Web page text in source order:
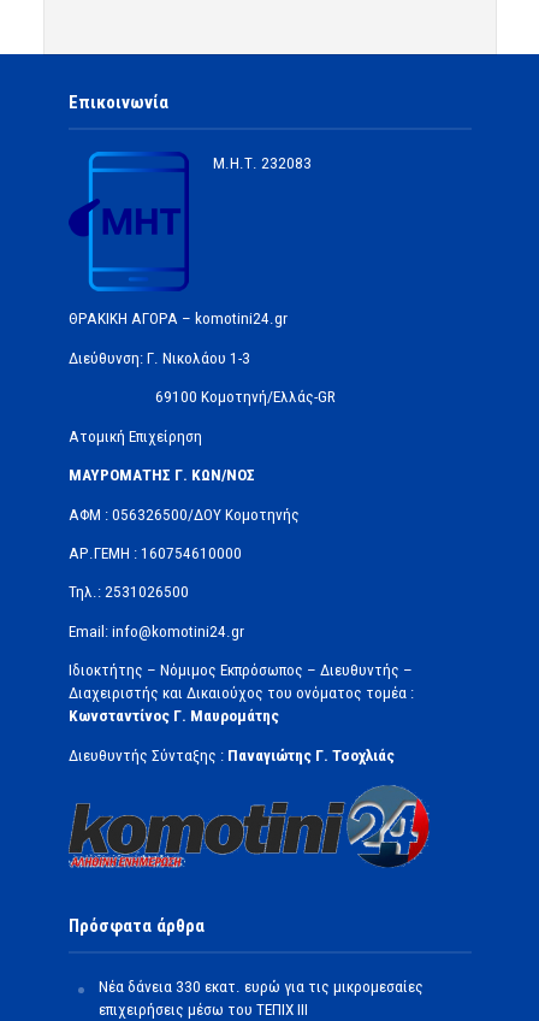
Επικοινωνία
Μ.Η.Τ. 232083
ΘΡΑΚΙΚΗ ΑΓΟΡΑ – komotini24.gr
Διεύθυνση: Γ. Νικολάου 1-3
69100 Κομοτηνή/Ελλάς-GR
Ατομική Επιχείρηση
ΜΑΥΡΟΜΑΤΗΣ Γ. ΚΩΝ/ΝΟΣ
ΑΦΜ : 056326500/ΔOΥ Κομοτηνής
ΑΡ.ΓΕΜΗ : 160754610000
Τηλ.: 2531026500
Email: info@komotini24.gr
Ιδιοκτήτης – Νόμιμος Εκπρόσωπος – Διευθυντής –
Διαχειριστής και Δικαιούχος του ονόματος τομέα :
Κωνσταντίνος Γ. Μαυρομάτης
Διευθυντής Σύνταξης : Παναγιώτης Γ. Τσοχλιάς
Πρόσφατα άρθρα
Νέα δάνεια 330 εκατ. ευρώ για τις μικρομεσαίες
επιχειρήσεις μέσω του ΤΕΠΙΧ ΙΙΙ